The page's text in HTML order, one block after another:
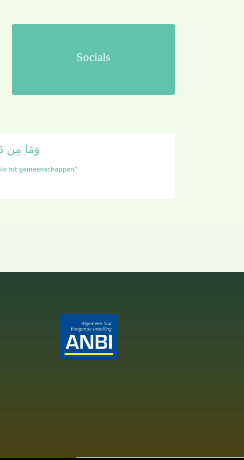
Socials
وَمَا مِن
tot gemeenschappen.”